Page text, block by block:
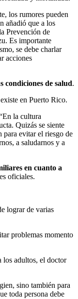
los rumores pueden
añadió que a los
Prevención de
Es importante
se debe charlar
acciones
condiciones de salud.
en Puerto Rico.
la cultura
Quizás se siente
para evitar el riesgo de
a saludarnos y a
en cuanto a
oficiales.
lograr de varias
problemas momento
los adultos, el doctor
sino también para
toda persona debe